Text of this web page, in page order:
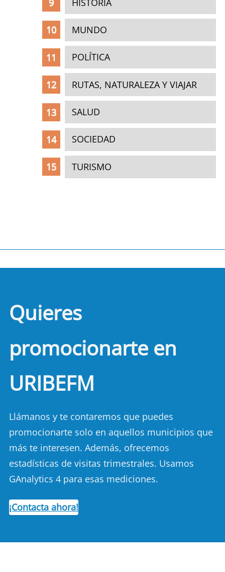
MUNDO
POLÍTICA
RUTAS, NATURALEZA Y VIAJAR
SALUD
SOCIEDAD
TURISMO
Quieres
promocionarte en
URIBEFM
Llámanos y te contaremos que puedes
promocionarte solo en aquellos municipios que
más te interesen. Además, ofrecemos
estadísticas de visitas trimestrales. Usamos
GAnalytics 4 para esas mediciones.
¡Contacta ahora!